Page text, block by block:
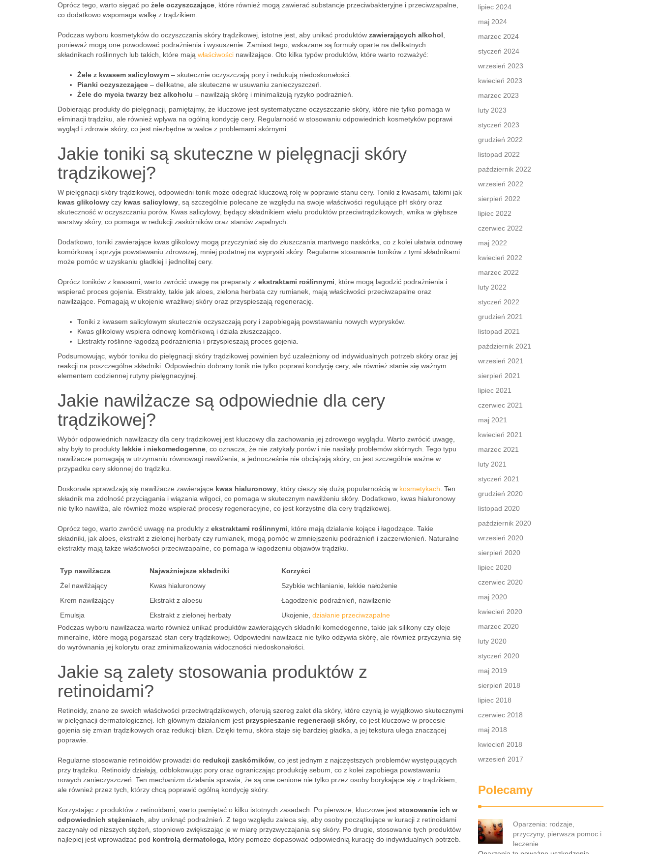
Oprócz tego, warto sięgać po żele oczyszczające , które również mogą zawierać substancje przeciwbakteryjne i przeciwzapalne,
co dodatkowo wspomaga walkę z trądzikiem.
Podczas wyboru kosmetyków do oczyszczania skóry trądzikowej, istotne jest, aby unikać produktów zawierających alkohol
ponieważ mogą one powodować podrażnienia i wysuszenie. Zamiast tego, wskazane są formuły oparte na delikatnych
składnikach roślinnych lub takich, które mają właściwości nawilżające. Oto kilka typów produktów, które warto rozważyć:
Żele z kwasem salicylowym – skutecznie oczyszczają pory i redukują niedoskonałości.
Pianki oczyszczające – delikatne, ale skuteczne w usuwaniu zanieczyszczeń.
Żele do mycia twarzy bez alkoholu – nawilżają skórę i minimalizują ryzyko podrażnień.
Dobierając produkty do pielęgnacji, pamiętajmy, że kluczowe jest systematyczne oczyszczanie skóry, które nie tylko pomaga w
eliminacji trądziku, ale również wpływa na ogólną kondycję cery. Regularność w stosowaniu odpowiednich kosmetyków poprawi
wygląd i zdrowie skóry, co jest niezbędne w walce z problemami skórnymi.
Jakie toniki są skuteczne w pielęgnacji skóry
trądzikowej?
W pielęgnacji skóry trądzikowej, odpowiedni tonik może odegrać kluczową rolę w poprawie stanu cery. Toniki z kwasami, takimi jak
kwas glikolowy czy kwas salicylowy , są szczególnie polecane ze względu na swoje właściwości regulujące pH skóry oraz
skuteczność w oczyszczaniu porów. Kwas salicylowy, będący składnikiem wielu produktów przeciwtrądzikowych, wnika w głębsze
warstwy skóry, co pomaga w redukcji zaskórników oraz stanów zapalnych.
Dodatkowo, toniki zawierające kwas glikolowy mogą przyczyniać się do złuszczania martwego naskórka, co z kolei ułatwia odnowę
komórkową i sprzyja powstawaniu zdrowszej, mniej podatnej na wypryski skóry. Regularne stosowanie toników z tymi składnikami
może pomóc w uzyskaniu gładkiej i jednolitej cery.
Oprócz toników z kwasami, warto zwrócić uwagę na preparaty z ekstraktami roślinnymi , które mogą łagodzić podrażnienia i
wspierać proces gojenia. Ekstrakty, takie jak aloes, zielona herbata czy rumianek, mają właściwości przeciwzapalne oraz
nawilżające. Pomagają w ukojenie wrażliwej skóry oraz przyspieszają regenerację.
Toniki z kwasem salicylowym skutecznie oczyszczają pory i zapobiegają powstawaniu nowych wyprysków.
Kwas glikolowy wspiera odnowę komórkową i działa złuszczająco.
Ekstrakty roślinne łagodzą podrażnienia i przyspieszają proces gojenia.
Podsumowując, wybór toniku do pielęgnacji skóry trądzikowej powinien być uzależniony od indywidualnych potrzeb skóry oraz jej
reakcji na poszczególne składniki. Odpowiednio dobrany tonik nie tylko poprawi kondycję cery, ale również stanie się ważnym
elementem codziennej rutyny pielęgnacyjnej.
Jakie nawilżacze są odpowiednie dla cery
trądzikowej?
Wybór odpowiednich nawilżaczy dla cery trądzikowej jest kluczowy dla zachowania jej zdrowego wyglądu. Warto zwrócić uwagę,
aby były to produkty lekkie i niekomedogenne , co oznacza, że nie zatykały porów i nie nasilały problemów skórnych. Tego typu
nawilżacze pomagają w utrzymaniu równowagi nawilżenia, a jednocześnie nie obciążają skóry, co jest szczególnie ważne w
przypadku cery skłonnej do trądziku.
Doskonale sprawdzają się nawilżacze zawierające kwas hialuronowy , który cieszy się dużą popularnością w kosmetykach . Ten
składnik ma zdolność przyciągania i wiązania wilgoci, co pomaga w skutecznym nawilżeniu skóry. Dodatkowo, kwas hialuronowy
nie tylko nawilża, ale również może wspierać procesy regeneracyjne, co jest korzystne dla cery trądzikowej.
Oprócz tego, warto zwrócić uwagę na produkty z ekstraktami roślinnymi , które mają działanie kojące i łagodzące. Takie
składniki, jak aloes, ekstrakt z zielonej herbaty czy rumianek, mogą pomóc w zmniejszeniu podrażnień i zaczerwienień. Naturalne
ekstrakty mają także właściwości przeciwzapalne, co pomaga w łagodzeniu objawów trądziku.
Typ nawilżacza Najważniejsze składniki
Korzyści
Żel nawilżający
Kwas hialuronowy
Szybkie wchłanianie, lekkie nałożenie
Krem nawilżający
Ekstrakt z aloesu
Łagodzenie podrażnień, nawilżenie
Emulsja
Ekstrakt z zielonej herbaty Ukojenie, działanie przeciwzapalne
Podczas wyboru nawilżacza warto również unikać produktów zawierających składniki komedogenne, takie jak silikony czy oleje
mineralne, które mogą pogarszać stan cery trądzikowej. Odpowiedni nawilżacz nie tylko odżywia skórę, ale również przyczynia się
do wyrównania jej kolorytu oraz zminimalizowania widoczności niedoskonałości.
Jakie są zalety stosowania produktów z
retinoidami?
Retinoidy, znane ze swoich właściwości przeciwtrądzikowych, oferują szereg zalet dla skóry, które czynią je wyjątkowo skutecznymi
w pielęgnacji dermatologicznej. Ich głównym działaniem jest przyspieszanie regeneracji skóry , co jest kluczowe w procesie
gojenia się zmian trądzikowych oraz redukcji blizn. Dzięki temu, skóra staje się bardziej gładka, a jej tekstura ulega znaczącej
poprawie.
Regularne stosowanie retinoidów prowadzi do redukcji zaskórników , co jest jednym z najczęstszych problemów występujących
przy trądziku. Retinoidy działają, odblokowując pory oraz ograniczając produkcję sebum, co z kolei zapobiega powstawaniu
nowych zanieczyszczeń. Ten mechanizm działania sprawia, że są one cenione nie tylko przez osoby borykające się z trądzikiem,
ale również przez tych, którzy chcą poprawić ogólną kondycję skóry.
Korzystając z produktów z retinoidami, warto pamiętać o kilku istotnych zasadach. Po pierwsze, kluczowe jest stosowanie ich w
odpowiednich stężeniach , aby uniknąć podrażnień. Z tego względu zaleca się, aby osoby początkujące w kuracji z retinoidami
zaczynały od niższych stężeń, stopniowo zwiększając je w miarę przyzwyczajania się skóry. Po drugie, stosowanie tych produktów
najlepiej jest wprowadzać pod kontrolą dermatologa , który pomoże dopasować odpowiednią kurację do indywidualnych potrzeb.
lipiec 2024
maj 2024
marzec 2024
styczeń 2024
wrzesień 2023
kwiecień 2023
marzec 2023
luty 2023
styczeń 2023
grudzień 2022
listopad 2022
październik 2022
wrzesień 2022
sierpień 2022
lipiec 2022
czerwiec 2022
maj 2022
kwiecień 2022
marzec 2022
luty 2022
styczeń 2022
grudzień 2021
listopad 2021
październik 2021
wrzesień 2021
sierpień 2021
lipiec 2021
czerwiec 2021
maj 2021
kwiecień 2021
marzec 2021
luty 2021
styczeń 2021
grudzień 2020
listopad 2020
październik 2020
wrzesień 2020
sierpień 2020
lipiec 2020
czerwiec 2020
maj 2020
kwiecień 2020
marzec 2020
luty 2020
styczeń 2020
maj 2019
sierpień 2018
lipiec 2018
czerwiec 2018
maj 2018
kwiecień 2018
wrzesień 2017
Polecamy
Oparzenia: rodzaje,
przyczyny, pierwsza pomoc i
leczenie